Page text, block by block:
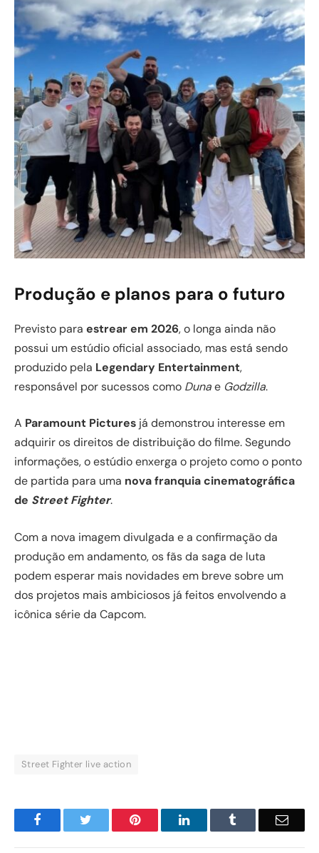
Produção e planos para o futuro
Previsto para estrear em 2026, o longa ainda não
possui um estúdio oficial associado, mas está sendo
produzido pela Legendary Entertainment,
responsável por sucessos como Dunae Godzilla.
A Paramount Pictures já demonstrou interesse em
adquirir os direitos de distribuição do filme. Segundo
informações, o estúdio enxerga o projeto como o ponto
de partida para uma nova franquia cinematográfica
de Street Fighter.
Com a nova imagem divulgada e a confirmação da
produção em andamento, os fãs da saga de luta
podem esperar mais novidades em breve sobre um
dos projetos mais ambiciosos já feitos envolvendo a
icônica série da Capcom.
Street Fighter live action
Facebook Pinterest LinkedIn Email